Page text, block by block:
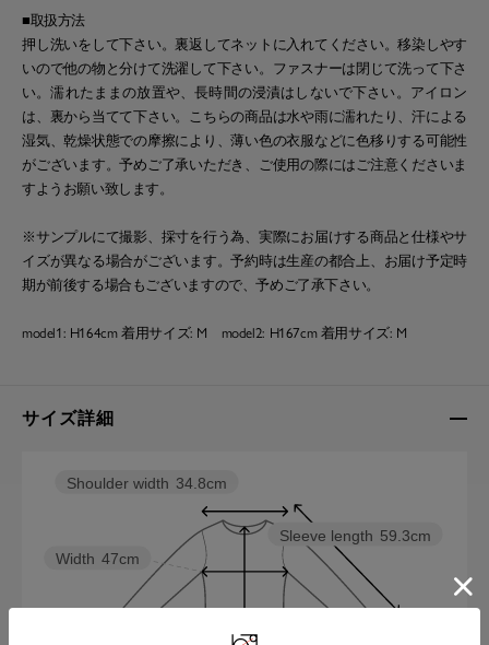
■取扱方法
押し洗いをして下さい。裏返してネットに入れてください。移染しやす
いので他の物と分けて洗濯して下さい。ファスナーは閉じて洗って下さ
い。濡れたままの放置や、長時間の浸漬はしないで下さい。アイロン
は、裏から当てて下さい。こちらの商品は水や雨に濡れたり、汗による
湿気、乾燥状態での摩擦により、薄い色の衣服などに色移りする可能性
がございます。予めご了承いただき、ご使用の際にはご注意くださいま
すようお願い致します。
※サンプルにて撮影、採寸を行う為、実際にお届けする商品と仕様やサ
イズが異なる場合がございます。予約時は生産の都合上、お届け予定時
期が前後する場合もございますので、予めご了承下さい。
model1: H164cm 着用サイズ: M model2: H167cm 着用サイズ: M
サイズ詳細
Sleeve length 59.3cm
Width 47cm
Shoulder width 34.8cm